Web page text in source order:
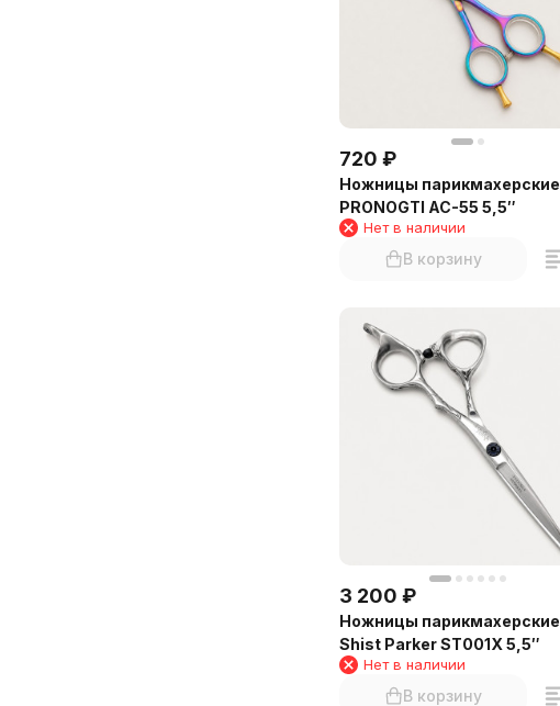
720 ₽
Ножницы парикмахерские
PRONOGTI AC-55 5,5″
Нет в наличии
В корзину
3 200 ₽
Ножницы парикмахерские
Shist Parker ST001X 5,5″
Нет в наличии
В корзину